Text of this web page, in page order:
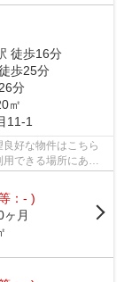
徒歩16分
歩25分
分
㎡
11-1
好な物件はこちら
できる場所にある
：- )
ヶ月